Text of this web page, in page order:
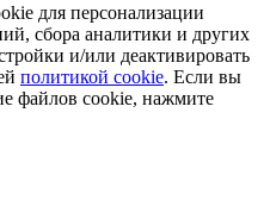
для персонализации
сбора аналитики и других
и/или деактивировать
политикой cookie. Если вы
файлов cookie, нажмите